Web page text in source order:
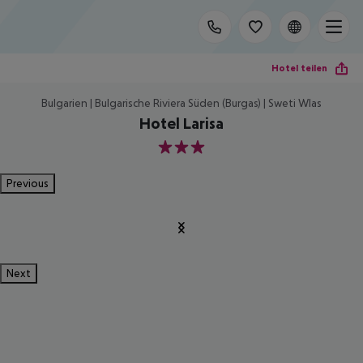
Hotel teilen
Bulgarien | Bulgarische Riviera Süden (Burgas) | Sweti Wlas
Hotel Larisa
3
Previous
Next